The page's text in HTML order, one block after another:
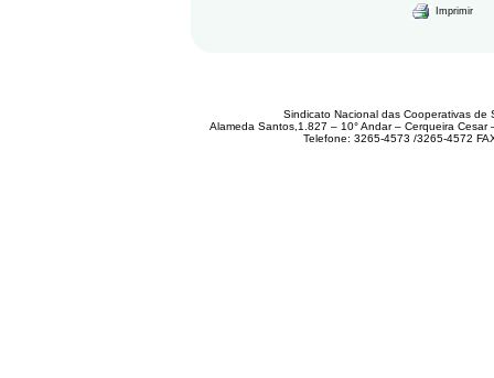
Imprimir
Sindicato Nacional das Cooperativas de
Alameda Santos,1.827 – 10° Andar – Cerqueira
Telefone: 3265-4573 /3265-4572